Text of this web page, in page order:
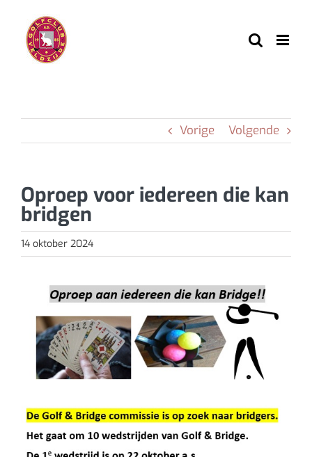
inhoud
Vorige Volgende
Oproep voor iedereen die kan
bridgen
14 oktober 2024